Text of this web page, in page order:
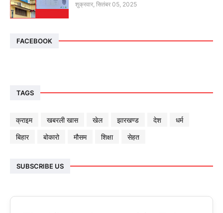
शुक्रवार, सितंबर 05, 2025
FACEBOOK
TAGS
क्राइम खबरली खास खेल झारखण्ड देश
धर्म
बिहार
बोकारो मौसम शिक्षा सेहत
SUBSCRIBE US